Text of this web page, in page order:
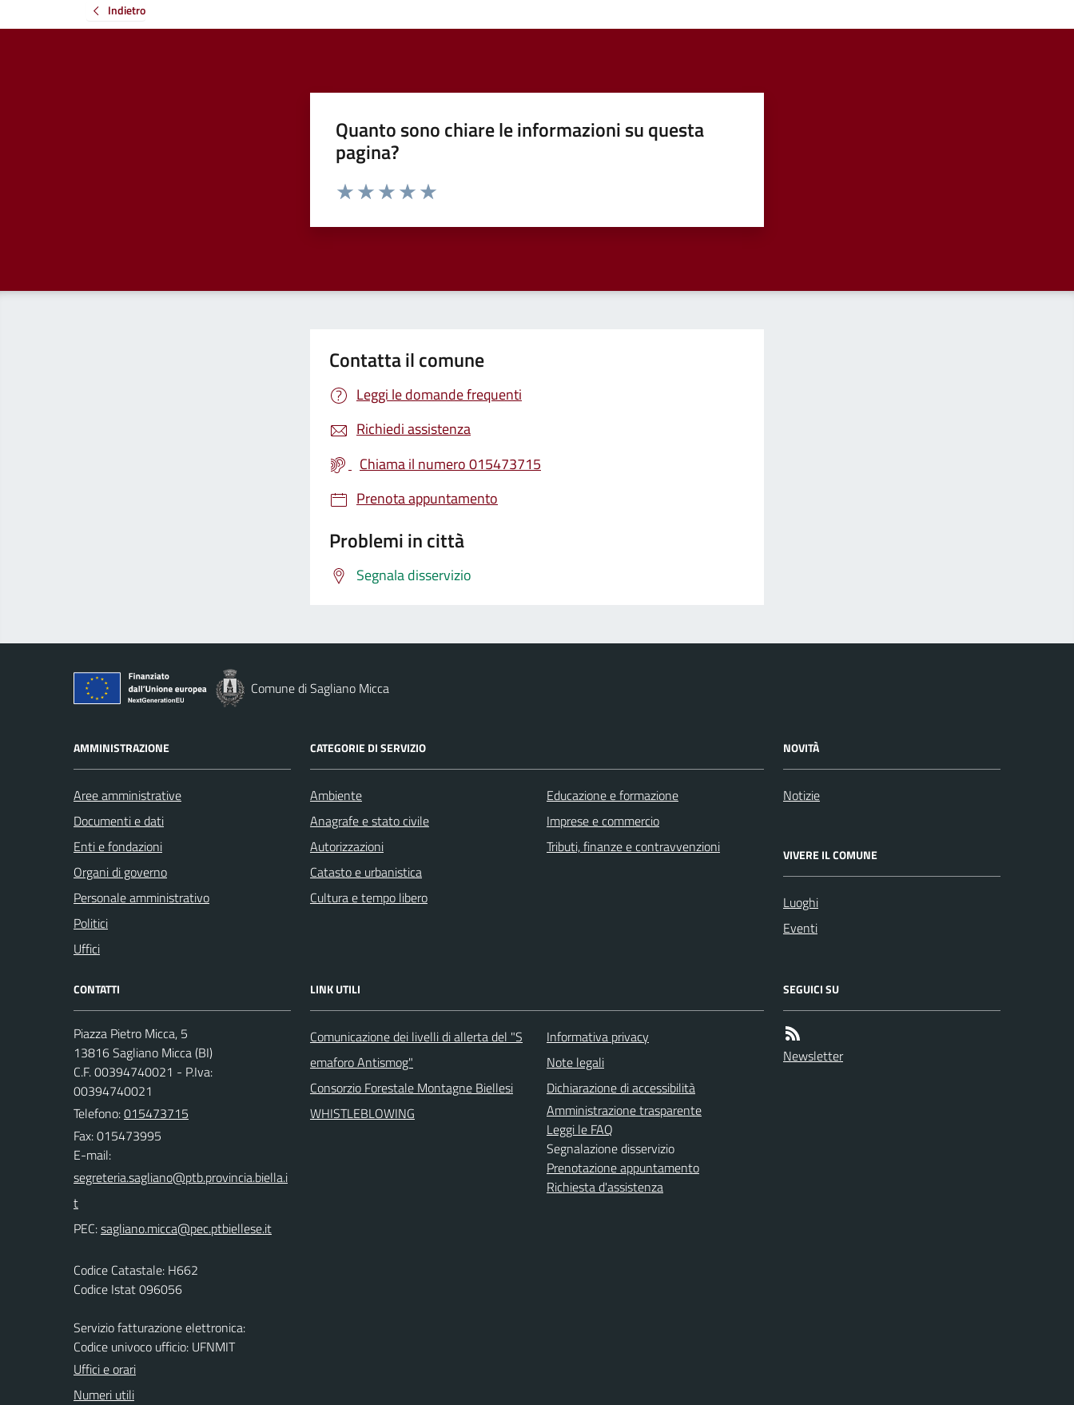
Indietro
Quanto sono chiare le informazioni su questa
pagina?
Valuta da 1 a 5 stelle la pagina
Contatta il comune
Leggi le domande frequenti
Richiedi assistenza
Chiama il numero 015473715
Prenota appuntamento
Problemi in città
Segnala disservizio
Comune di Sagliano Micca
AMMINISTRAZIONE
Aree amministrative
Documenti e dati
Enti e fondazioni
Organi di governo
Personale amministrativo
Politici
Uffici
CATEGORIE DI SERVIZIO
Ambiente
Anagrafe e stato civile
Autorizzazioni
Catasto e urbanistica
Cultura e tempo libero
Educazione e formazione
Imprese e commercio
Tributi, finanze e contravvenzioni
NOVITÀ
Notizie
VIVERE IL COMUNE
Luoghi
Eventi
CONTATTI
Piazza Pietro Micca, 5
13816 Sagliano Micca (BI)
C.F. 00394740021 - P.Iva:
00394740021
Telefono:015473715
Fax: 015473995
E-mail:
PEC:
Codice Catastale: H662
Codice Istat 096056
Servizio fatturazione elettronica:
Codice univoco ufficio: UFNMIT
Uffici e orari
Numeri utili
LINK UTILI
Comunicazione dei livelli di allerta del "S
emaforo Antismog"
Consorzio Forestale Montagne Biellesi
WHISTLEBLOWING
Informativa privacy
Note legali
Dichiarazione di accessibilità
Amministrazione trasparente
Leggi le FAQ
Segnalazione disservizio
Prenotazione appuntamento
Richiesta d'assistenza
SEGUICI SU
Newsletter